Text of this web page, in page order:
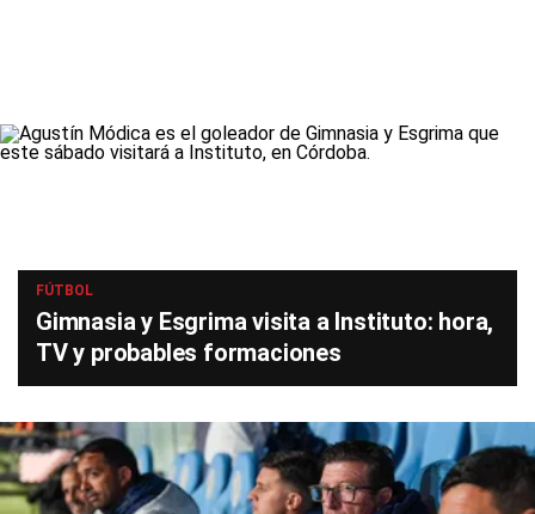
FÚTBOL
Gimnasia y Esgrima visita a Instituto: hora,
TV y probables formaciones